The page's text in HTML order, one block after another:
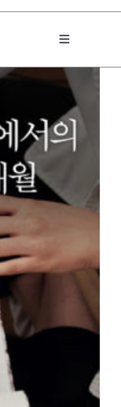
Toggle